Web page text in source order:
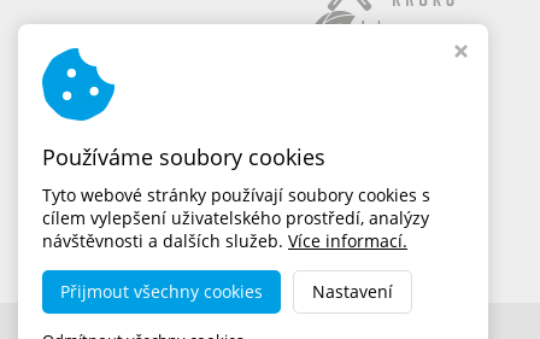
Používáme soubory cookies
Tyto webové stránky používají soubory cookies s
cílem vylepšení uživatelského prostředí, analýzy
návštěvnosti a dalších služeb. Více informací.
Přijmout všechny cookies Nastavení